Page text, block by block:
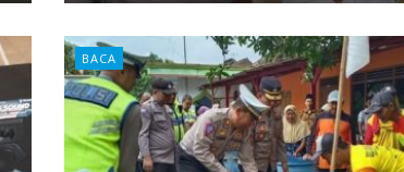
BACA